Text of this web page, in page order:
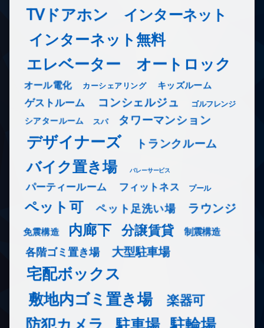
TVドアホン
インターネット
インターネット無料
エレベーター オートロック
オール電化 カーシェアリング キッズルーム
ゲストルーム コンシェルジュ ゴルフレンジ
シアタールーム スパ タワーマンション
デザイナーズ トランクルーム
バイク置き場 バレーサービス
パーティールーム フィットネス プール
ペット可 ペット足洗い場 ラウンジ
免震構造 内廊下 分譲賃貸 制震構造
各階ゴミ置き場 大型駐車場
宅配ボックス
敷地内ゴミ置き場
楽器可